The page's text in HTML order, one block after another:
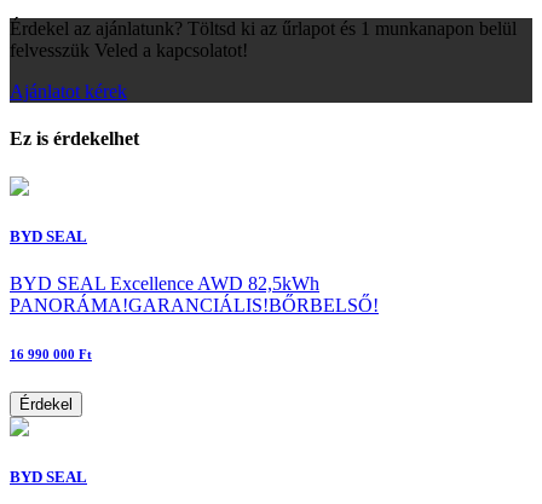
Érdekel az ajánlatunk? Töltsd ki az űrlapot és 1 munkanapon belül
felvesszük Veled a kapcsolatot!
Ajánlatot kérek
Ez is érdekelhet
BYD SEAL
BYD SEAL Excellence AWD 82,5kWh
PANORÁMA!GARANCIÁLIS!BŐRBELSŐ!
16 990 000 Ft
Érdekel
BYD SEAL